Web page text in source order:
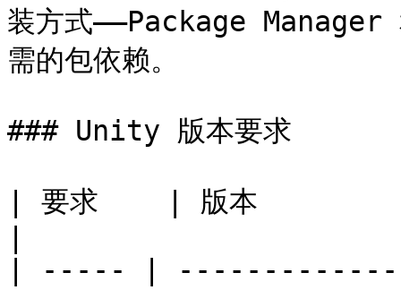
装方式——Package
需的包依赖。
### Unity 版本要求
| 要求    | 版本
| ----- |